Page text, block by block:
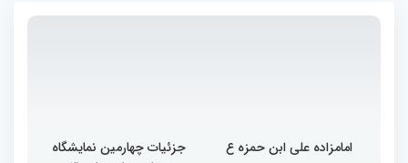
امامزاده علی ابن حمزه ع
جزئیات چهارمین نمایشگاه